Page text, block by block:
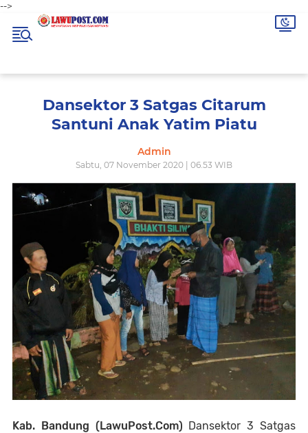
-->
Dansektor 3 Satgas Citarum
Santuni Anak Yatim Piatu
Admin
Sabtu, 07 November 2020 | 06.53 WIB
Kab. Bandung (LawuPost.Com) Dansektor 3 Satgas